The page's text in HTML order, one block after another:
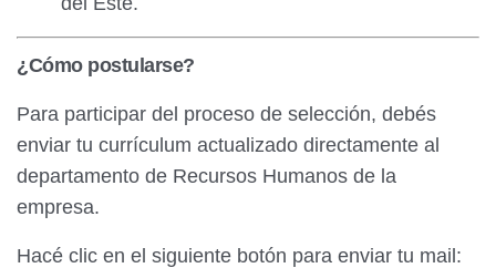
¿Cómo postularse?
Para participar del proceso de selección, debés
enviar tu currículum actualizado directamente al
departamento de Recursos Humanos de la
empresa.
Hacé clic en el siguiente botón para enviar tu mail: